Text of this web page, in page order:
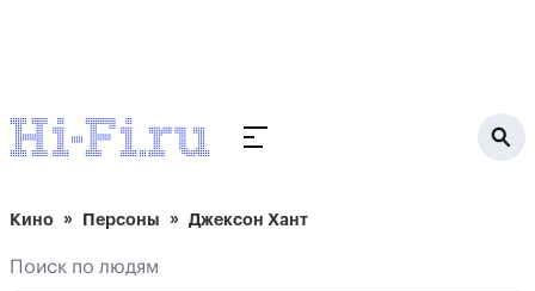
Кино Персоны Джексон Хант
Поиск по людям